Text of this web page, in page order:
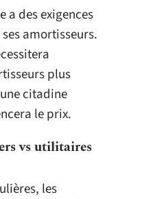
a des exigences
amortisseurs.
plus
citadine
le prix.
vs utilitaires
les